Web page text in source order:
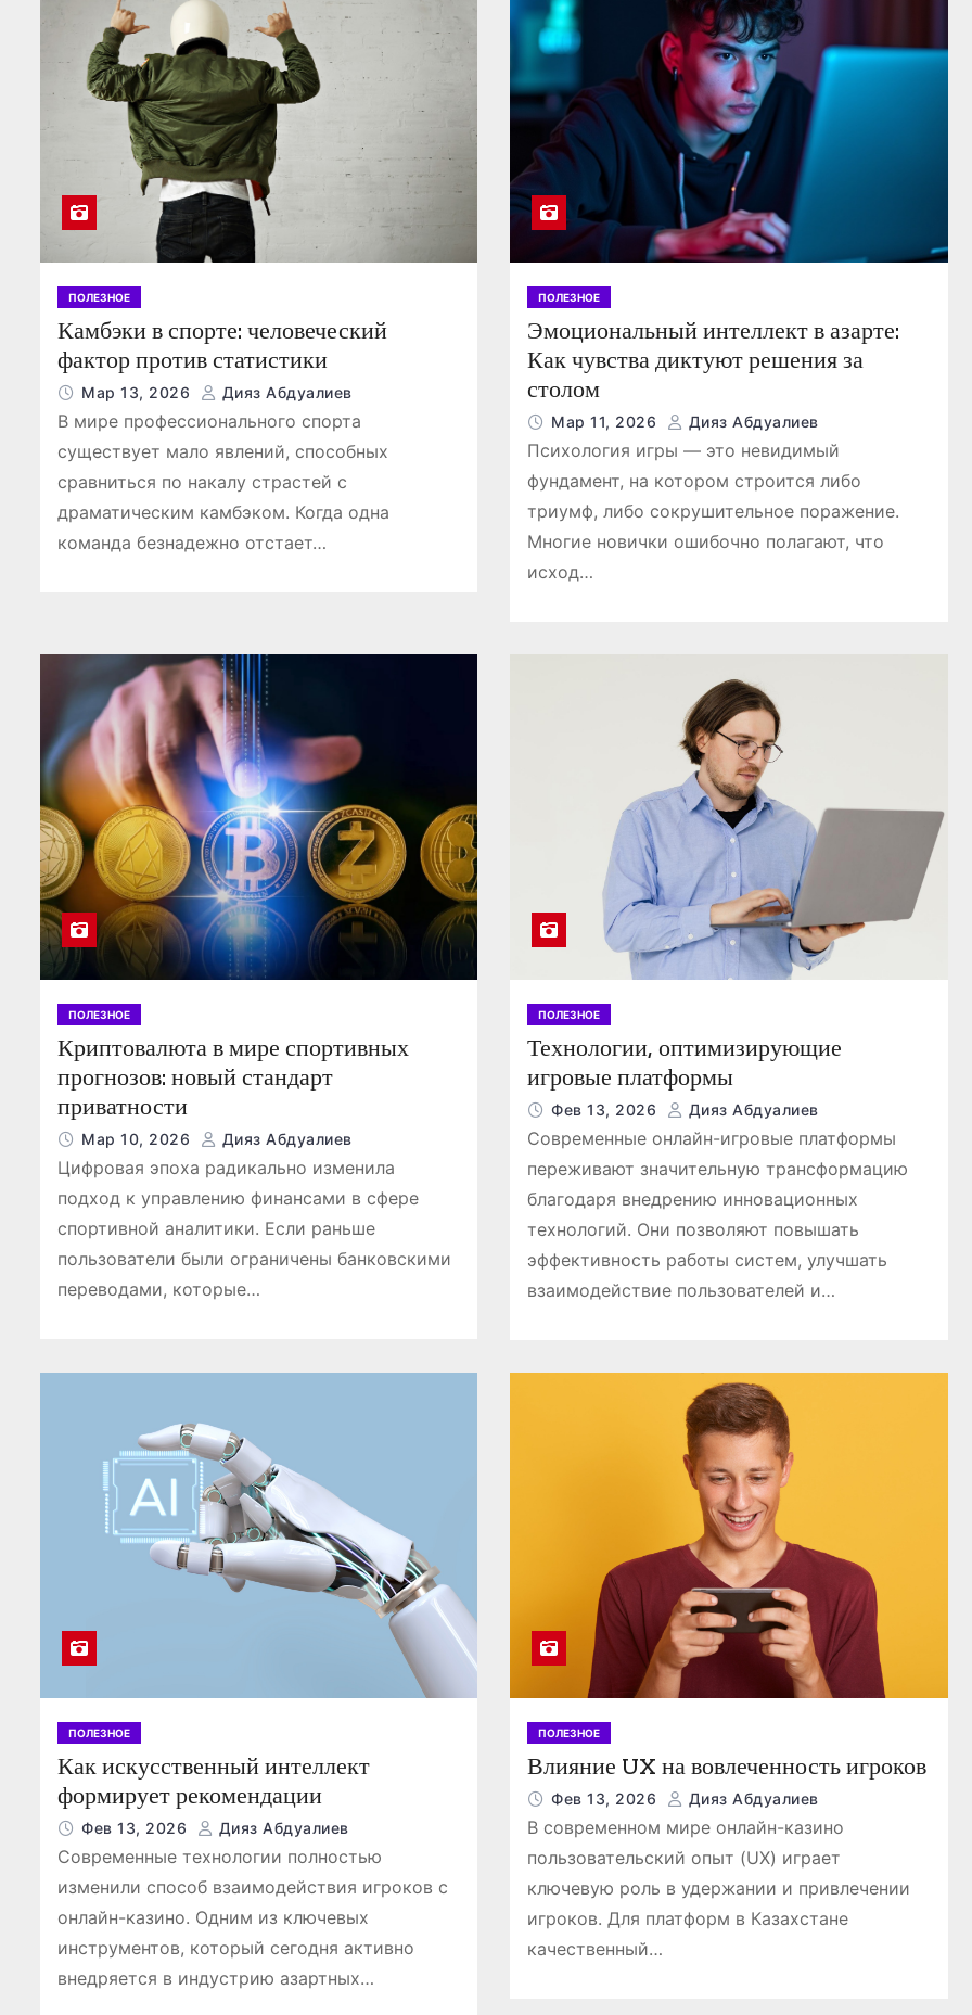
ПОЛЕЗНОЕ
Камбэки в спорте: человеческий
фактор против статистики
Мар 13, 2026 Дияз Абдуалиев
В мире профессионального спорта
существует мало явлений, способных
сравниться по накалу страстей с
драматическим камбэком. Когда одна
команда безнадежно отстает…
ПОЛЕЗНОЕ
Эмоциональный интеллект в азарте:
Как чувства диктуют решения за
столом
Мар 11, 2026 Дияз Абдуалиев
Психология игры — это невидимый
фундамент, на котором строится либо
триумф, либо сокрушительное поражение.
Многие новички ошибочно полагают, что
исход…
ПОЛЕЗНОЕ
Криптовалюта в мире спортивных
прогнозов: новый стандарт
приватности
Мар 10, 2026 Дияз Абдуалиев
Цифровая эпоха радикально изменила
подход к управлению финансами в сфере
спортивной аналитики. Если раньше
пользователи были ограничены банковскими
переводами, которые…
ПОЛЕЗНОЕ
Технологии, оптимизирующие
игровые платформы
Фев 13, 2026 Дияз Абдуалиев
Современные онлайн-игровые платформы
переживают значительную трансформацию
благодаря внедрению инновационных
технологий. Они позволяют повышать
эффективность работы систем, улучшать
взаимодействие пользователей и…
ПОЛЕЗНОЕ
Как искусственный интеллект
формирует рекомендации
Фев 13, 2026 Дияз Абдуалиев
Современные технологии полностью
изменили способ взаимодействия игроков с
онлайн-казино. Одним из ключевых
инструментов, который сегодня активно
внедряется в индустрию азартных…
ПОЛЕЗНОЕ
Влияние UX на вовлеченность игроков
Фев 13, 2026 Дияз Абдуалиев
В современном мире онлайн-казино
пользовательский опыт (UX) играет
ключевую роль в удержании и привлечении
игроков. Для платформ в Казахстане
качественный…
основой
Дияз Абдуалиев
Обзор платформы
для цифровых
развлечений и
спортивных событий
Авг 5, 2026 Кайрат Жанатхан
Napapijri — легенда
каждой авантюры!
Июл 24, 2026 Кайрат Жанатхан